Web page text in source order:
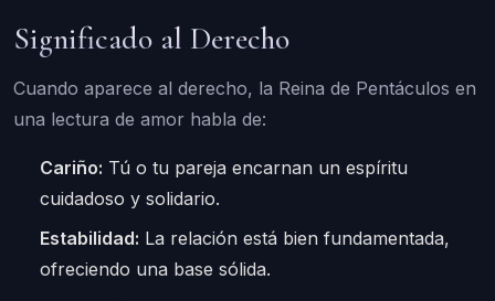
Significado al Derecho
Cuando aparece al derecho, la Reina de Pentáculos en
una lectura de amor habla de:
Cariño: Tú o tu pareja encarnan un espíritu
cuidadoso y solidario.
Estabilidad: La relación está bien fundamentada,
ofreciendo una base sólida.